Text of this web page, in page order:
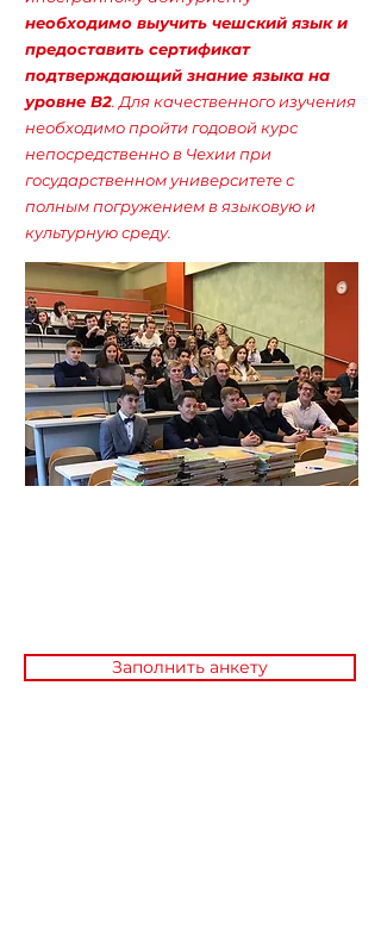
необходимо выучить чешский язык и
предоставить сертификат
подтверждающий знание языка на
уровне B2. Для качественного изучения
необходимо пройти годовой курс
непосредственно в Чехии при
государственном университете с
полным погружением в языковую и
культурную среду.
Заполнить анкету